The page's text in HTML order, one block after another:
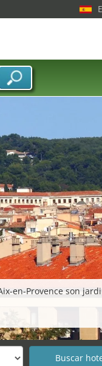
en-Provence son